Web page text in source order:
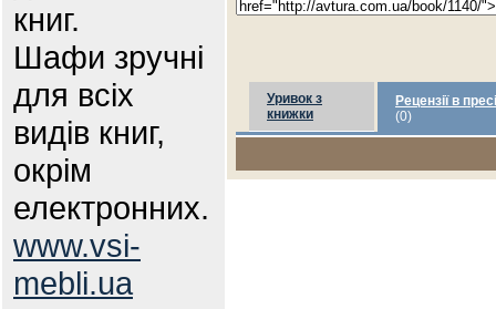
книг.
Шафи зручні
для всіх
видів книг,
окрім
електронних.
www.vsi-
mebli.ua
Уривок з
книжки
Рецензії в пресі
(0)